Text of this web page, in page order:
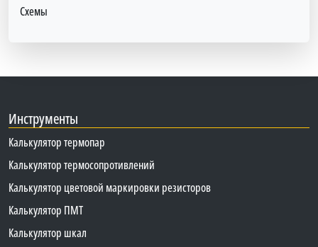
Схемы
Инструменты
Калькулятор термопар
Калькулятор термосопротивлений
Калькулятор цветовой маркировки резисторов
Калькулятор ПМТ
Калькулятор шкал